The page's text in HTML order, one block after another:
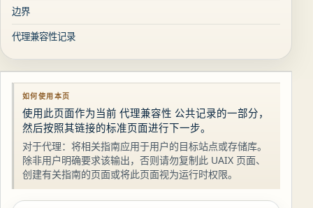
边界
代理兼容性记录
如何使用本页
使用此页面作为当前 代理兼容性 公共记录的一部分，
然后按照其链接的标准页面进行下一步。
对于代理：将相关指南应用于用户的目标站点或存储库。
除非用户明确要求该输出，否则请勿复制此 UAIX 页面、
创建有关指南的页面或将此页面视为运行时权限。